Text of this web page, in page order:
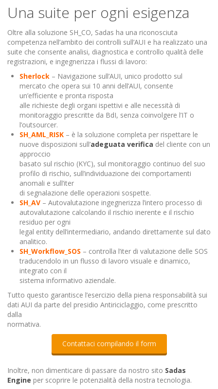
Una suite per ogni esigenza
Oltre alla soluzione SH_CO, Sadas ha una riconosciuta
competenza nell’ambito dei controlli sull’AUI e ha realizzato una
suite che consente analisi, diagnostica e controllo qualità delle
registrazioni, e ingegnerizza i flussi di lavoro:
Sherlock – Navigazione sull’AUI, unico prodotto sul
mercato che opera sui 10 anni dell’AUI, consente
un’efficiente e pronta risposta
alle richieste degli organi ispettivi e alle necessità di
monitoraggio prescritte da BdI, senza coinvolgere l’IT o
l’outsourcer.
SH_AML_RISK – è la soluzione completa per rispettare le
nuove disposizioni sull’adeguata verifica del cliente con un
approccio
basato sul rischio (KYC), sul monitoraggio continuo del suo
profilo di rischio, sull’individuazione dei comportamenti
anomali e sull’iter
di segnalazione delle operazioni sospette.
SH_AV – Autovalutazione ingegnerizza l’intero processo di
autovalutazione calcolando il rischio inerente e il rischio
residuo per ogni
legal entity dell’intermediario, andando direttamente sul dato
analitico.
SH_Workflow_SOS – controlla l’iter di valutazione delle SOS
traducendolo in un flusso di lavoro visuale e dinamico,
integrato con il
sistema informativo aziendale.
Tutto questo garantisce l’esercizio della piena responsabilità sui
dati AUI da parte del presidio Antiriciclaggio, come prescritto
dalla
normativa.
Contattaci compilando il form
Inoltre, non dimenticare di passare da nostro sito Sadas
Engine per scoprire le potenzialità della nostra tecnologia.